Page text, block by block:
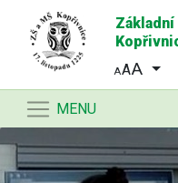
AA
MENU